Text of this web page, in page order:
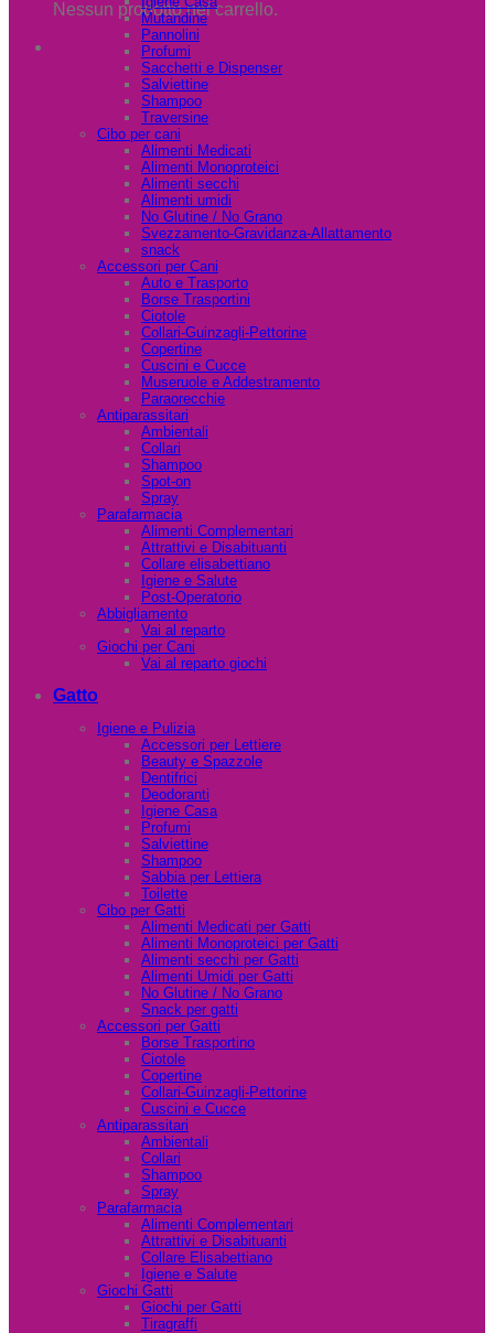
Nessun prodotto nel carrello.
Mutandine
Pannolini
Profumi
Sacchetti e Dispenser
Salviettine
Shampoo
Traversine
Cibo per cani
Alimenti Medicati
Alimenti Monoproteici
Alimenti secchi
Alimenti umidi
No Glutine / No Grano
Svezzamento-Gravidanza-Allattamento
snack
Accessori per Cani
Auto e Trasporto
Borse Trasportini
Ciotole
Collari-Guinzagli-Pettorine
Copertine
Cuscini e Cucce
Museruole e Addestramento
Paraorecchie
Antiparassitari
Ambientali
Collari
Shampoo
Spot-on
Spray
Parafarmacia
Alimenti Complementari
Attrattivi e Disabituanti
Collare elisabettiano
Igiene e Salute
Post-Operatorio
Abbigliamento
Vai al reparto
Giochi per Cani
Vai al reparto giochi
Gatto
Igiene e Pulizia
Accessori per Lettiere
Beauty e Spazzole
Dentifrici
Deodoranti
Igiene Casa
Profumi
Salviettine
Shampoo
Sabbia per Lettiera
Toilette
Cibo per Gatti
Alimenti Medicati per Gatti
Alimenti Monoproteici per Gatti
Alimenti secchi per Gatti
Alimenti Umidi per Gatti
No Glutine / No Grano
Snack per gatti
Accessori per Gatti
Borse Trasportino
Ciotole
Copertine
Collari-Guinzagli-Pettorine
Cuscini e Cucce
Antiparassitari
Ambientali
Collari
Shampoo
Spray
Parafarmacia
Alimenti Complementari
Attrattivi e Disabituanti
Collare Elisabettiano
Igiene e Salute
Giochi Gatti
Giochi per Gatti
Tiragraffi